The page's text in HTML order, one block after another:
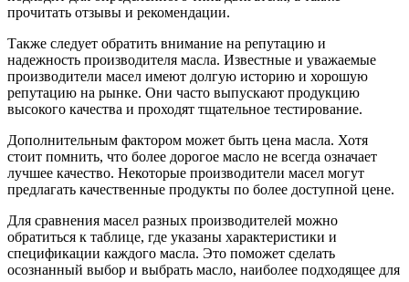
прочитать отзывы и рекомендации.
Также следует обратить внимание на репутацию и
надежность производителя масла. Известные и уважаемые
производители масел имеют долгую историю и хорошую
репутацию на рынке. Они часто выпускают продукцию
высокого качества и проходят тщательное тестирование.
Дополнительным фактором может быть цена масла. Хотя
стоит помнить, что более дорогое масло не всегда означает
лучшее качество. Некоторые производители масел могут
предлагать качественные продукты по более доступной цене.
Для сравнения масел разных производителей можно
обратиться к таблице, где указаны характеристики и
спецификации каждого масла. Это поможет сделать
осознанный выбор и выбрать масло, наиболее подходящее для